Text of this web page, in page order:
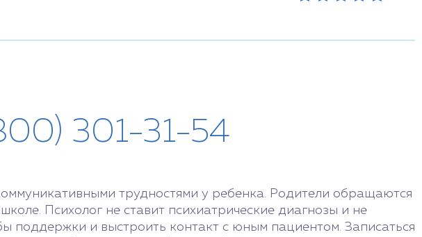
301-31-54
трудностями у ребенка. Родители обращаются
Психолог не ставит психиатрические диагнозы и не
поддержки и выстроить контакт с юным пациентом. Записаться